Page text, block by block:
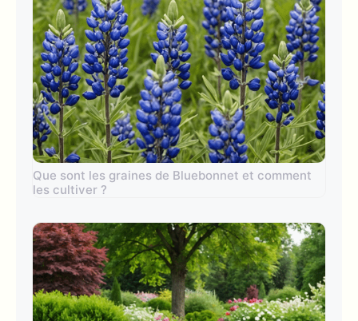
Que sont les graines de Bluebonnet et comment
les cultiver ?